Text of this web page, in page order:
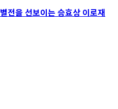
전을 선보이는 승효상 이로재